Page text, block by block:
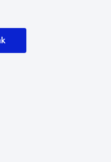
Gune publikoa, hondakinak